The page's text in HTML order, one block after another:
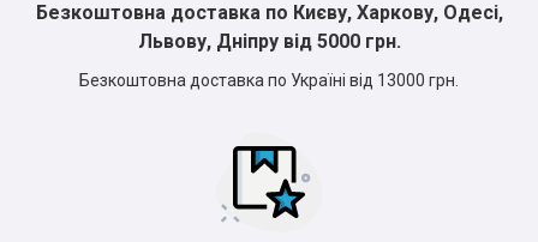
Безкоштовна доставка по Києву, Харкову, Одесі,
Львову, Дніпру від 5000 грн.
Безкоштовна доставка по Україні від 13000 грн.
*
*